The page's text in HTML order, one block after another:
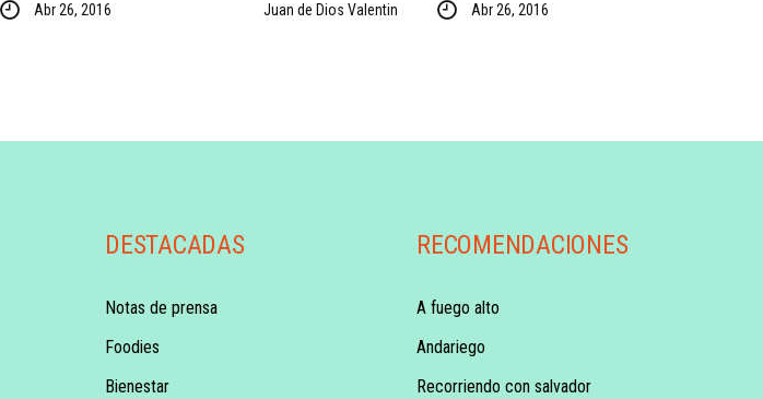
Abr 26, 2016 Juan de Dios Valentin Abr 26, 2016
DESTACADAS
Notas de prensa
Foodies
Bienestar
RECOMENDACIONES
A fuego alto
Andariego
Recorriendo con salvador